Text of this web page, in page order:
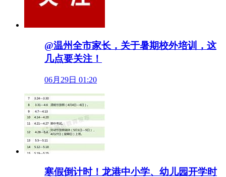
@温州全市家长，关于暑期校外培训，这
几点要关注！
06月29日 01:20
寒假倒计时！龙港中小学、幼儿园开学时